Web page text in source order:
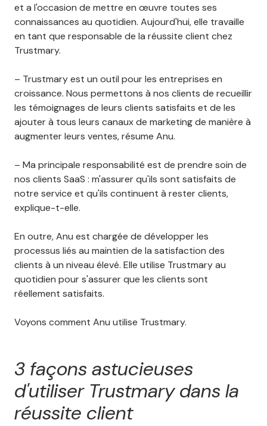
et a l'occasion de mettre en œuvre toutes ses
connaissances au quotidien. Aujourd'hui, elle travaille
en tant que responsable de la réussite client chez
Trustmary.
– Trustmary est un outil pour les entreprises en
croissance. Nous permettons à nos clients de recueillir
les témoignages de leurs clients satisfaits et de les
ajouter à tous leurs canaux de marketing de manière à
augmenter leurs ventes, résume Anu.
– Ma principale responsabilité est de prendre soin de
nos clients SaaS : m'assurer qu'ils sont satisfaits de
notre service et qu'ils continuent à rester clients,
explique-t-elle.
En outre, Anu est chargée de développer les
processus liés au maintien de la satisfaction des
clients à un niveau élevé. Elle utilise Trustmary au
quotidien pour s'assurer que les clients sont
réellement satisfaits.
Voyons comment Anu utilise Trustmary.
3 façons astucieuses
d'utiliser Trustmary dans la
réussite client